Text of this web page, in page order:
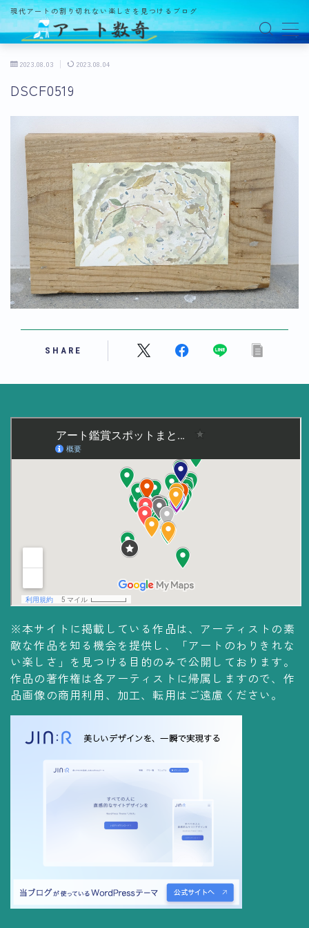
現代アートの割り切れない楽しさを見つけるブログ
アート数奇とは？
観る
ギャラリー
百貨店
美術館・博物館
オルタナティブスペース
アートフェア
イベント
オークション
作家・作品紹介
インタビュー
買う
アイテム・サービス
コレクションの仕方
Yoshiteru Collection
飾る
飾り方
保管方法
2023.08.03 2023.08.04
DSCF0519
SHARE
※本サイトに掲載している作品は、アーティストの素
敵な作品を知る機会を提供し、「アートのわりきれな
い楽しさ」を見つける目的のみで公開しております。
作品の著作権は各アーティストに帰属しますので、作
品画像の商用利用、加工、転用はご遠慮ください。